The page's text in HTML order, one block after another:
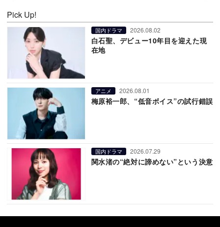
Pick Up!
国内ドラマ 2026.08.02
白石聖、デビュー10年目を迎えた現
在地
アニメ 2026.08.01
梅原裕一郎、“低音ボイス”の試行錯誤
国内ドラマ 2026.07.29
関水渚の“絶対に諦めない”という決意